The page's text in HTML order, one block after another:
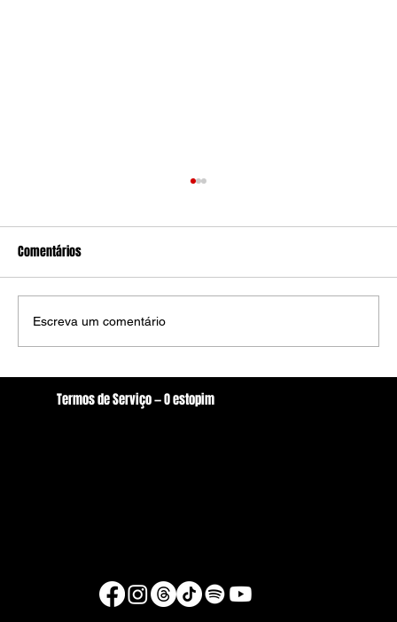
Caminhada do Forró divulga programação da
14ª edição em Arcoverde
Comentários
Escreva um comentário
Termos de Serviço — O estopim